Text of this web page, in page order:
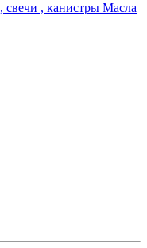
свечи , канистры Масла